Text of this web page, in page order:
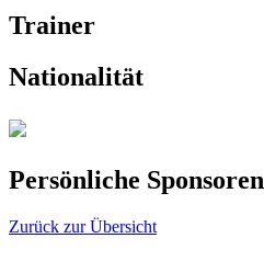
Trainer
Nationalität
Persönliche Sponsoren
Zurück zur Übersicht